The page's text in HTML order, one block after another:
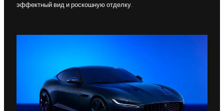
эффектный вид и роскошную отделку.